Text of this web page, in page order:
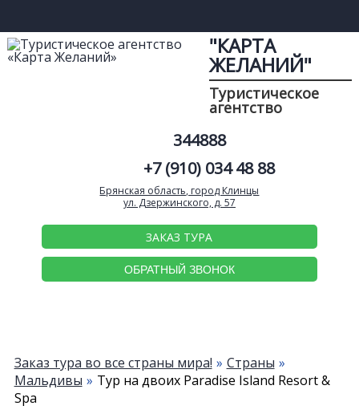
"КАРТА
ЖЕЛАНИЙ"
Туристическое
агентство
ЗАКАЗ ТУРА
ОБРАТНЫЙ ЗВОНОК
344888
+7 (910) 034 48 88
Брянская область, город Клинцы
ул. Дзержинского, д. 57
Заказ тура во все страны мира!
Страны
Мальдивы
Тур на двоих Paradise Island Resort &
Spa